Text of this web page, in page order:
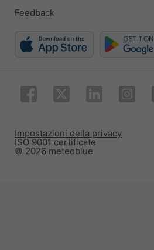
Feedback
© 2026 meteoblue
ISO 9001 certificate
Impostazioni della privacy